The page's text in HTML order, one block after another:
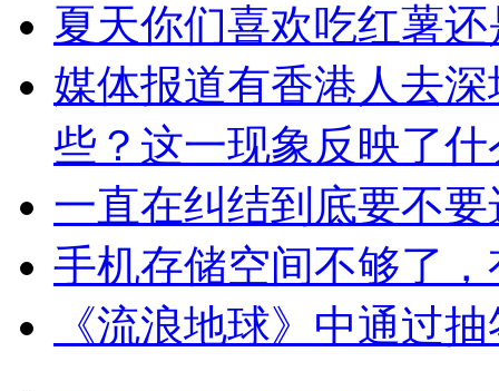
夏天你们喜欢吃红薯
媒体报道有香港人去
些？这一现象反映了什
一直在纠结到底要不
手机存储空间不够了
《流浪地球》中通过